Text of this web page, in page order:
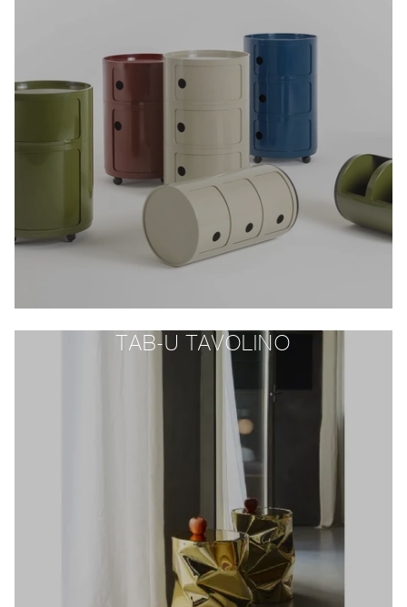
TAB-U TAVOLINO